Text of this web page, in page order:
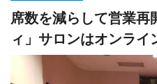
席数を減らして営業
ィ」サロンはオンライ